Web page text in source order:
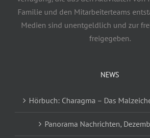
Familie und den Mitarbeiterteams
Medien sind unentgeldlich und zur
freigegeben.
NEWS
Hörbuch: Charagma – Das
Panorama Nachrichten,